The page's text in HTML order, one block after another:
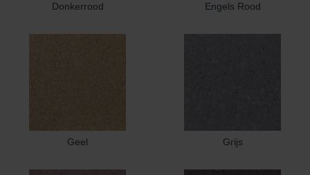
Donkerrood Engels Rood
Geel Grijs